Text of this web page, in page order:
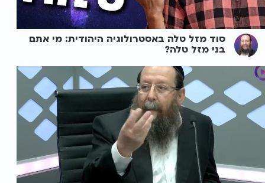
סוד מזל טלה באסטרולוגיה היהודית: מי אתם
בני מזל טלה?